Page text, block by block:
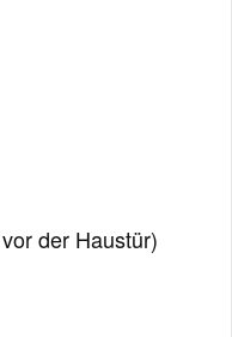
der Haustür)